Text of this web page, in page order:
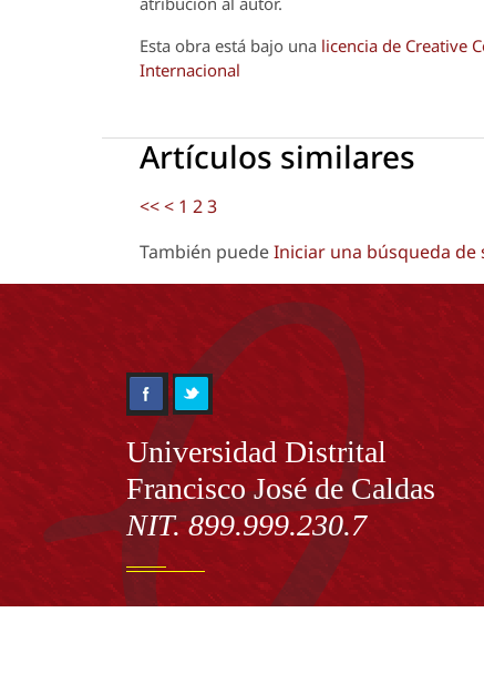
Esta obra está bajo una licencia de Creative
Internacional
Artículos similares
<<< 1 23
También puedeIniciar una búsqueda de
Información
Universidad Distrital
Francisco José de Caldas
NIT. 899.999.230.7